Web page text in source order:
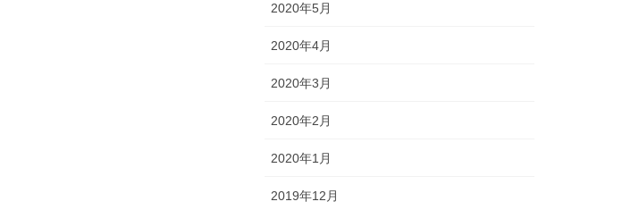
2020年5月
2020年4月
2020年3月
2020年2月
2020年1月
2019年12月